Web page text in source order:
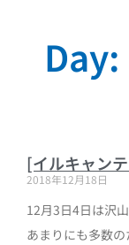
[イルキャン
2018年12月18日
12月3日4日は沢
あまりにも多数